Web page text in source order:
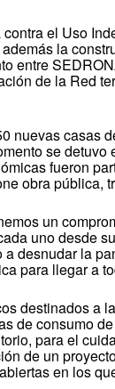
el Uso
la
entre
de la Red
nuevas casas
se detuvo
fueron
obra pública,
un
uno desde
desnudar la
para llegar a
destinados a
de consumo
para el
de un
en los